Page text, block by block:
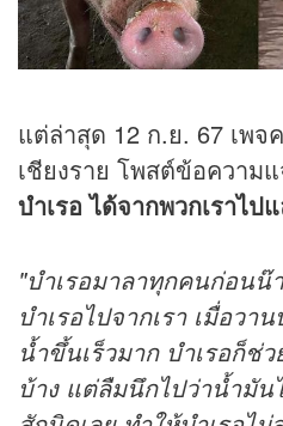
แต่ล่าสุด 12 ก.ย. 67 เพ
เชียงราย โพสต์ข้อความ
บำเรอ ได้จากพวกเราไป
"บำเรอมาลาทุกคนก่อน
บำเรอไปจากเรา เมื่อวา
น้ำขึ้นเร็วมาก บำเรอก็ช่
บ้าง แต่ลืมนึกไปว่าน้ำมัน